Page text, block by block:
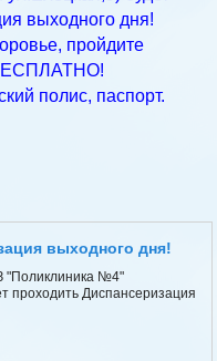
выходного дня!
пройдите
полис, паспорт.
выходного дня!
"Поликлиника №4"
проходить Диспансеризация